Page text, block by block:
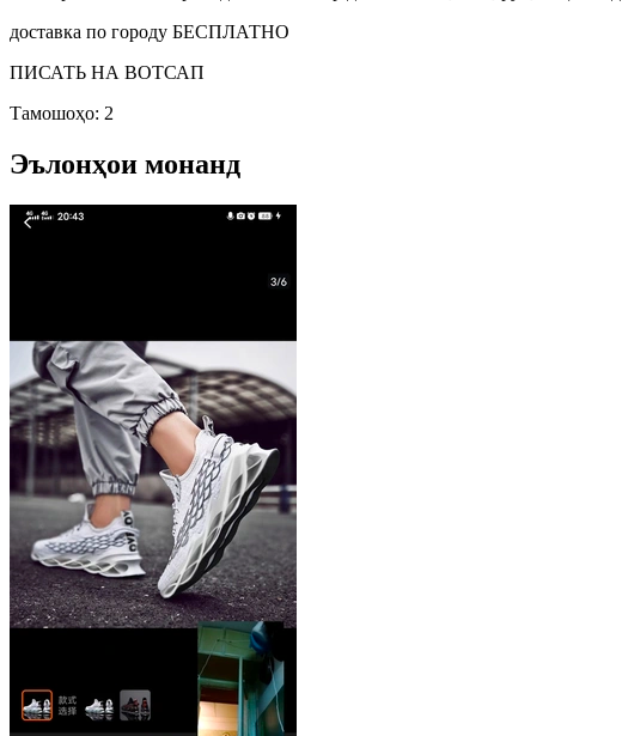
доставка по городу БЕСПЛАТНО
ПИСАТЬ НА ВОТСАП
Тамошоҳо: 2
Эълонҳои монанд